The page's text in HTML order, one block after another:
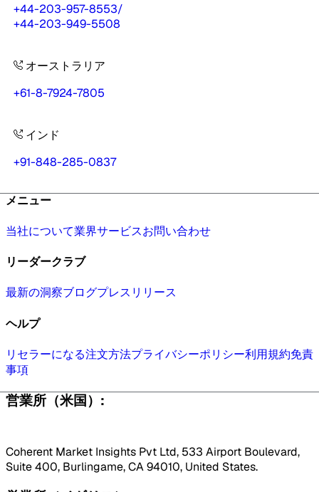
+44-203-957-8553/
+44-203-949-5508
オーストラリア
+61-8-7924-7805
インド
+91-848-285-0837
メニュー
当社について業界サービスお問い合わせ
リーダークラブ
最新の洞察ブログプレスリリース
ヘルプ
リセラーになる注文方法プライバシーポリシー利用規約免責
事項
営業所（米国）:
Coherent Market Insights Pvt Ltd, 533 Airport Boulevard,
Suite 400, Burlingame, CA 94010, United States.